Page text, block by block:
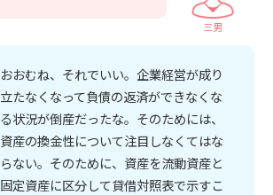
三男
おおむね、それでいい。企業経営が成り
立たなくなって負債の返済ができなくな
る状況が倒産だったな。そのためには、
資産の換金性について注目しなくてはな
らない。そのために、資産を流動資産と
固定資産に区分して貸借対照表で示すこ